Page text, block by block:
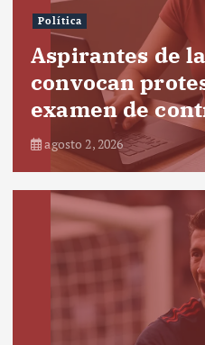
Política
Aspirantes de
convocan
examen de
agosto 2, 2026